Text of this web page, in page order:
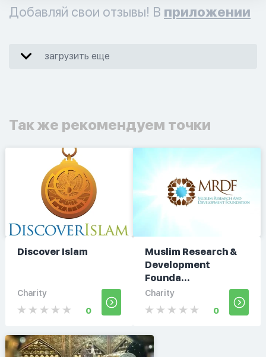
Добавляй свои отзывы! В приложении
загрузить еще
Так же рекомендуем точки
Discover Islam
Charity
0
Muslim Research &
Development
Founda...
Charity
0